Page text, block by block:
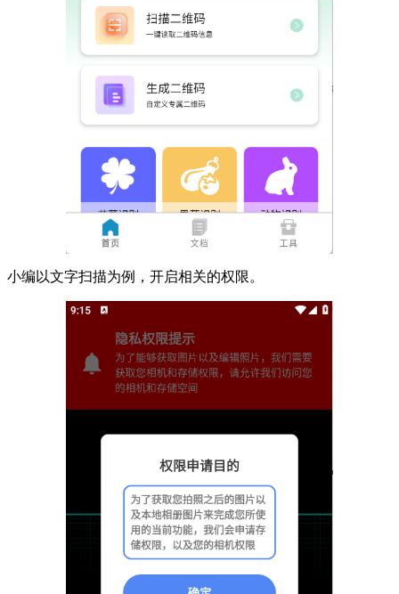
小编以文字扫描为例，开启相关的权限。